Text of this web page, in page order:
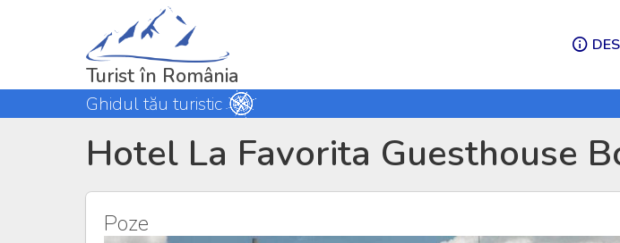
Turist în România
Ghidul tău turistic
Hotel La Favorita Guesthouse
Poze